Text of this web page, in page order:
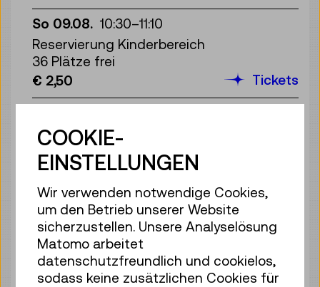
So 09.08. 10:30–11:10
Reservierung Kinderbereich
36 Plätze frei
€ 2,50
Tickets
Reservierung Kinderbereich
40 Plätze frei
€ 2,50
So 09.08. 12:30 – 13:10
Reservierung Kinderbereich
38 Plätze frei
€ 2,50
Tickets
COOKIE-
EINSTELLUNGEN
Wir verwenden notwendige Cookies,
um den Betrieb unserer Website
sicherzustellen. Unsere Analyselösung
Matomo arbeitet
datenschutzfreundlich und cookielos,
sodass keine zusätzlichen Cookies für